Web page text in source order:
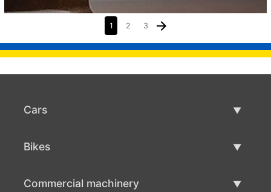
1 2 3
Cars
Bikes
Commercial machinery